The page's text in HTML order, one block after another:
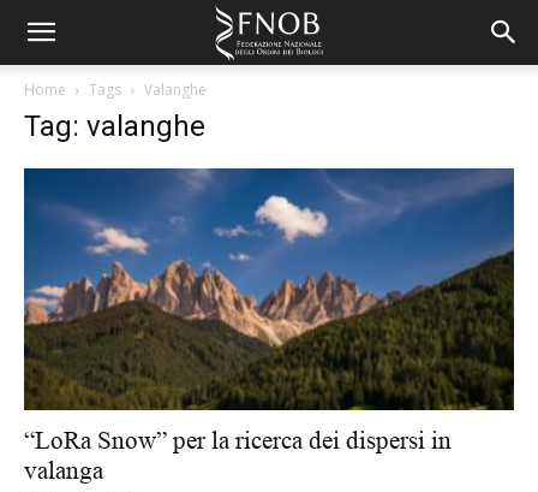
Home Tags Valanghe
Tag: valanghe
“LoRa Snow” per la ricerca dei dispersi in
valanga